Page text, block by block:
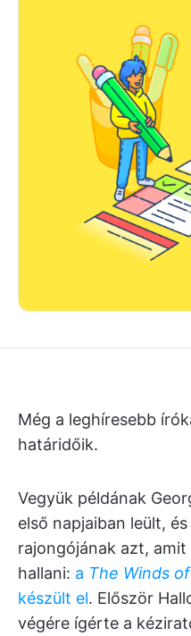
Még a leghíresebb
határidőik.
Vegyük példának
első napjaiban leült,
rajongójának azt,
hallani: a The Winds
készült el. Először
végére ígérte a